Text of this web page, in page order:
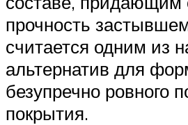
прочность
считается одним из
альтернатив для
безупречно ровного
покрытия.